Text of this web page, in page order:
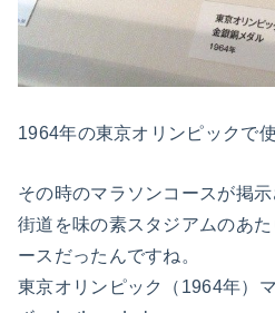
1964年の東京オリンピックで
その時のマラソンコースが掲
街道を味の素スタジアムのあ
ースだったんですね。
東京オリンピック（1964年）